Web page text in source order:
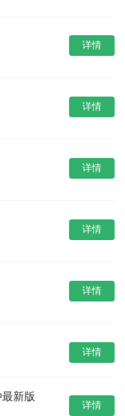
详情
详情
详情
详情
详情
详情
新版
详情